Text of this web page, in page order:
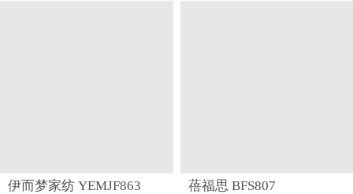
伊而梦家纺 YEMJF863 蓓福思 BFS807